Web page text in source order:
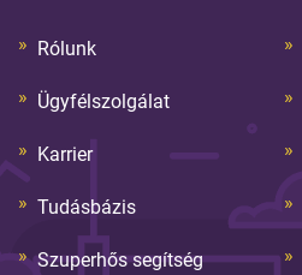
Rólunk
Ügyfélszolgálat
Karrier
Tudásbázis
Szuperhős segítség